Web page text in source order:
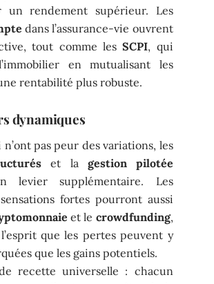
un rendement supérieur. Les
dans l’assurance-vie ouvrent
tout comme lesSCPI, qui
en mutualisant les
rentabilité plus robuste.
dynamiques
pas peur des variations, les
et la gestion pilotée
levier supplémentaire. Les
fortes pourront aussi
et le crowdfunding,
que les pertes peuvent y
que les gains potentiels.
recette universelle : chacun